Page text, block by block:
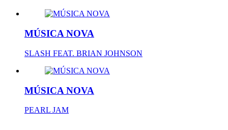
MÚSICA NOVA
SLASH FEAT. BRIAN JOHNSON
MÚSICA NOVA
PEARL JAM